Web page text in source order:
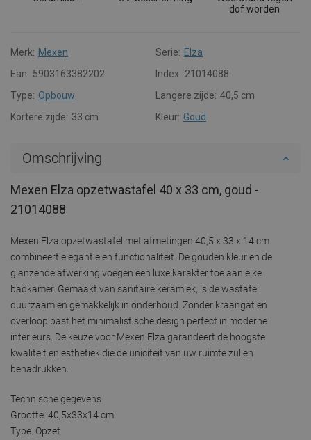
dof worden
Merk: Mexen Serie: Elza
Ean: 5903163382202 Index: 21014088
Type: Opbouw Langere zijde: 40,5 cm
Kortere zijde: 33 cm Kleur: Goud
Omschrijving
Mexen Elza opzetwastafel 40 x 33 cm, goud -
21014088
Mexen Elza opzetwastafel met afmetingen 40,5 x 33 x 14 cm
combineert elegantie en functionaliteit. De gouden kleur en de
glanzende afwerking voegen een luxe karakter toe aan elke
badkamer. Gemaakt van sanitaire keramiek, is de wastafel
duurzaam en gemakkelijk in onderhoud. Zonder kraangat en
overloop past het minimalistische design perfect in moderne
interieurs. De keuze voor Mexen Elza garandeert de hoogste
kwaliteit en esthetiek die de uniciteit van uw ruimte zullen
benadrukken.
Technische gegevens
Grootte: 40,5x33x14 cm
Type: Opzet